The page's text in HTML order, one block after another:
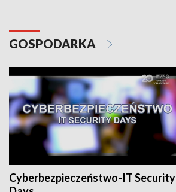
GOSPODARKA
Cyberbezpieczeństwo-IT Security